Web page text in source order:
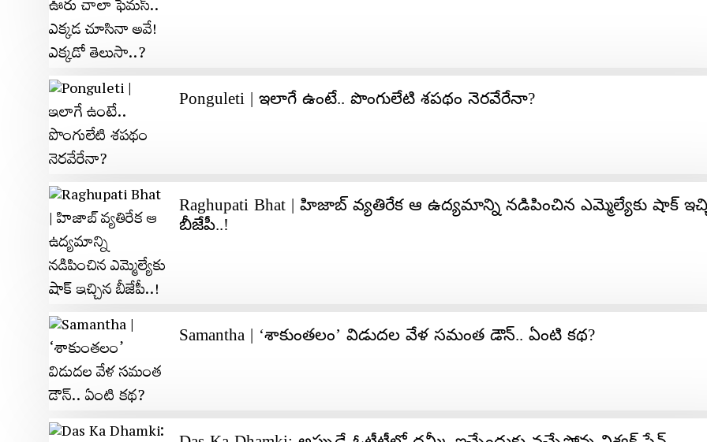
Ponguleti | ఇలాగే ఉంటే.. పొంగులేటి శపథం నెరవేరేనా?
Raghupati Bhat | హిజాబ్‌ వ్యతిరేక ఆ ఉద్యమాన్ని నడిపించిన ఎమ్మెల్యేకు షాక్‌
బీజేపీ..!
Samantha | ‘శాకుంతలం’ విడుదల వేళ సమంత డౌన్.. ఏంటి కథ?